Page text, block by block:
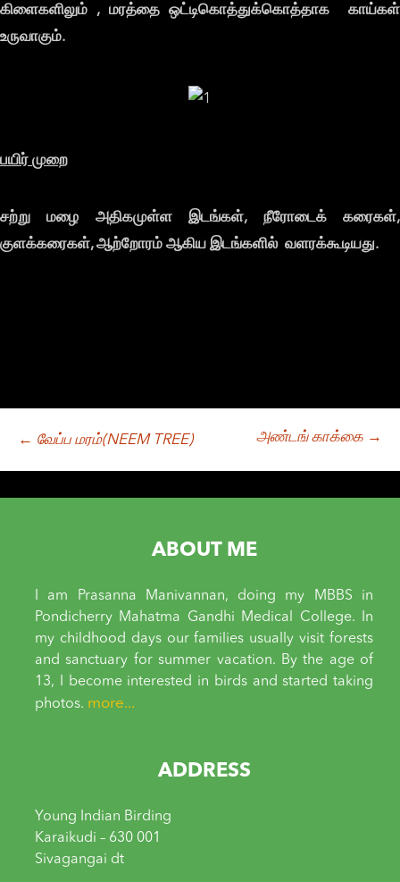
கிளைகளிலும் , மரத்தைஒட்டிகொத்துக்கொத்தாககாய்கள்
உருவாகும்.
பயிர் முறை
சற்றுமழை அதிகமுள்ளஇடங்கள், நீரோடைக்கரைகள்,
குளக்கரைகள்,ஆற்றோரம் ஆகிய இடங்களில் வளரக்கூடியது.
Post
navigation
← வேப்ப மரம்(NEEM TREE) அண்டங் காக்கை →
ABOUT ME
I am Prasanna Manivannan, doing my MBBS in
Pondicherry Mahatma Gandhi Medical College. In
my childhood days our families usually visit forests
and sanctuary for summer vacation. By the age of
13, I become interested in birds and started taking
photos. more...
ADDRESS
Young Indian Birding
Karaikudi – 630 001
Sivagangai dt